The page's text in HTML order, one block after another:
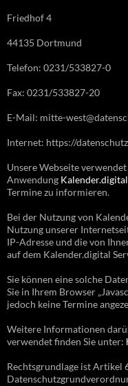
Friedhof 4
44135 Dortmund
Telefon: 0231/533827-0
Fax: 0231/533827-20
E-Mail: mitte-
Internet: https://
Unsere Webseite
Anwendung Kalender.digital
Termine zu informieren.
Bei der Nutzung von
Nutzung unserer
IP-Adresse und die von
auf dem Kalender.digital
Sie können eine solche
Sie in Ihrem Browser
jedoch keine Termine
Weitere Informationen
verwendet finden Sie unter:
Rechtsgrundlage ist Artikel